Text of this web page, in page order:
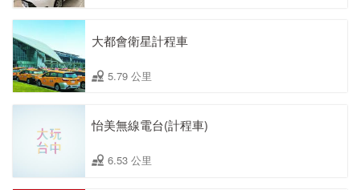
大都會衛星計程車
5.79 公里
怡美無線電台(計程車)
6.53 公里